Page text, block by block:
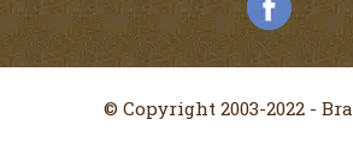
© Copyright 2003-2022 -